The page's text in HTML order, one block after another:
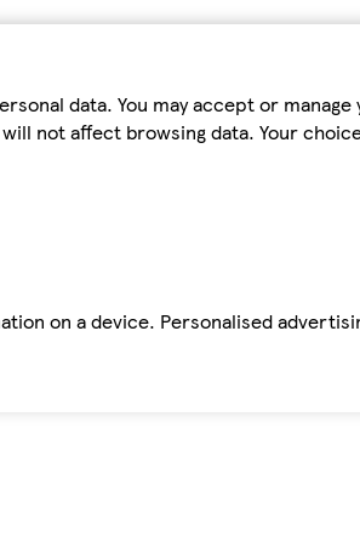
data. You may accept or
not affect browsing data. Your
on a device. Personalised